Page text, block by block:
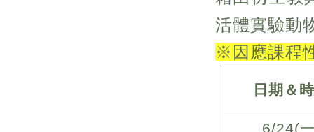
活體實驗動
※因應課程
日期＆